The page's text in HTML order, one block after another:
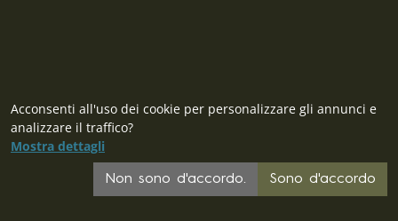
Acconsenti all'uso dei cookie per personalizzare gli annunci e
analizzare il traffico?
Mostra dettagli
Non sono d'accordo. Sono d'accordo
SK